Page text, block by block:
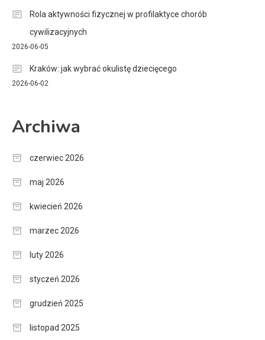
Rola aktywności fizycznej w profilaktyce chorób
cywilizacyjnych
2026-06-05
Kraków: jak wybrać okulistę dziecięcego
2026-06-02
Archiwa
czerwiec 2026
maj 2026
kwiecień 2026
marzec 2026
luty 2026
styczeń 2026
grudzień 2025
listopad 2025